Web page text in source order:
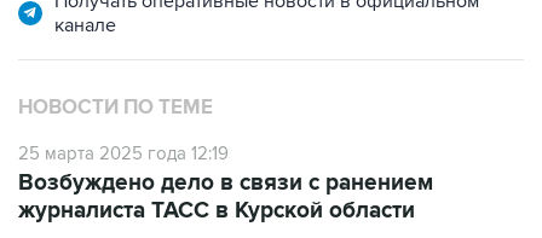
НОВОСТИ ПО ТЕМЕ
25 марта 2025 года 12:19
журналиста ТАСС в Курской области
24 марта 2025 года 22:54